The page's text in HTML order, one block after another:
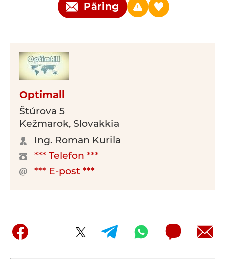
Päring
Optimall
Štúrova 5
Kežmarok, Slovakkia
Ing. Roman Kurila
*** Telefon ***
*** E-post ***